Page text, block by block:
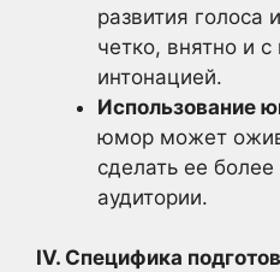
развития голоса
четко, внятно и с
интонацией.
Использование
юмор может
сделать ее
аудитории.
IV. Специфика